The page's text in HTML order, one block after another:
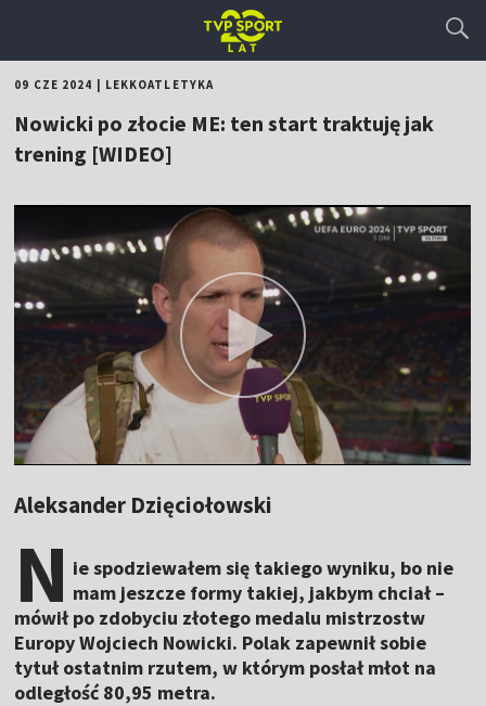
09 CZE 2024 LEKKOATLETYKA
Nowicki po złocie ME: ten start traktuję jak
trening [WIDEO]
Aleksander Dzięciołowski
N ie spodziewałem się takiego wyniku, bo nie
mam jeszcze formy takiej, jakbym chciał –
mówił po zdobyciu złotego medalu mistrzostw
Europy Wojciech Nowicki. Polak zapewnił sobie
tytuł ostatnim rzutem, w którym posłał młot na
odległość 80,95 metra.